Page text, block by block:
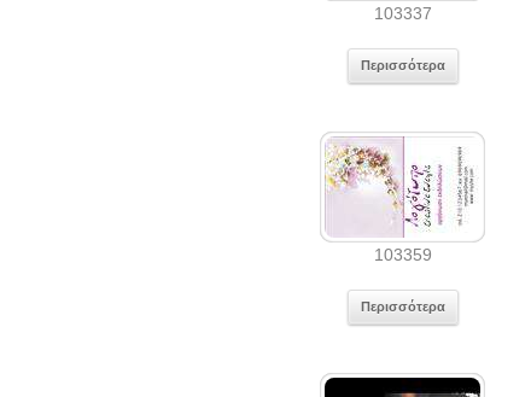
103337
Περισσότερα
103359
Περισσότερα